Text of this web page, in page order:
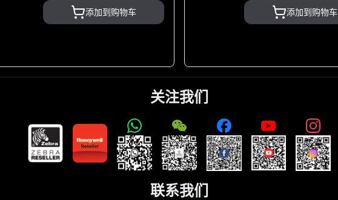
添加到购物车 添加到购物车
关注我们
联系我们